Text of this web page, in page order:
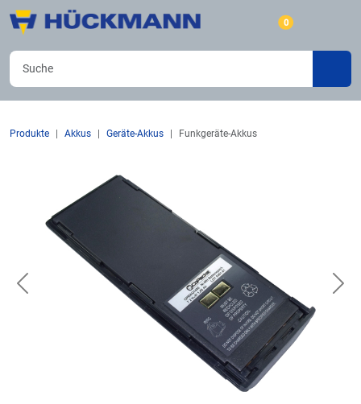
0
Produkte Akkus Geräte-Akkus Funkgeräte-Akkus
Previous